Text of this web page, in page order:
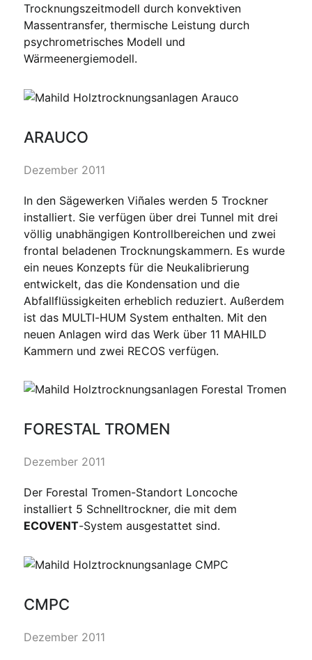
Trocknungszeitmodell durch konvektiven
Massentransfer, thermische Leistung durch
psychrometrisches Modell und
Wärmeenergiemodell.
ARAUCO
Dezember 2011
In den Sägewerken Viñales werden 5 Trockner
installiert. Sie verfügen über drei Tunnel mit drei
völlig unabhängigen Kontrollbereichen und zwei
frontal beladenen Trocknungskammern. Es wurde
ein neues Konzepts für die Neukalibrierung
entwickelt, das die Kondensation und die
Abfallflüssigkeiten erheblich reduziert. Außerdem
ist das MULTI-HUM System enthalten. Mit den
neuen Anlagen wird das Werk über 11 MAHILD
Kammern und zwei RECOS verfügen.
FORESTAL TROMEN
Dezember 2011
Der Forestal Tromen-Standort Loncoche
installiert 5 Schnelltrockner, die mit dem
ECOVENT-System ausgestattet sind.
CMPC
Dezember 2011